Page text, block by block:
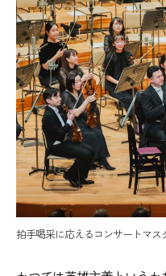
拍手喝采に応えるコンサートマ